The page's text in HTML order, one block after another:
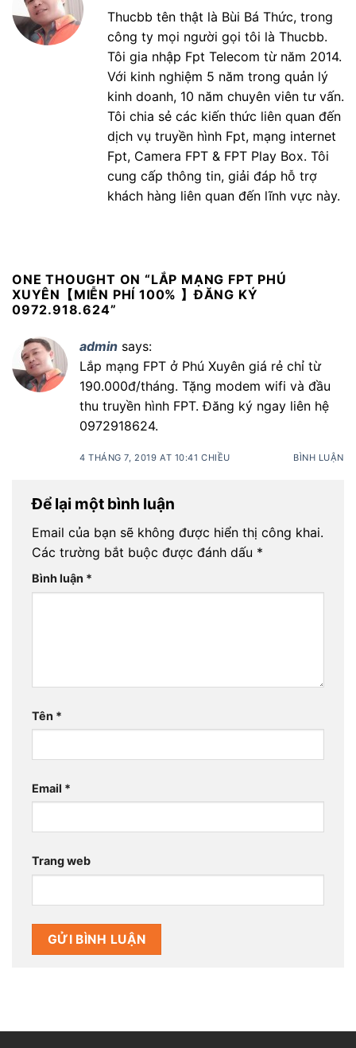
Thucbb tên thật là Bùi Bá Thức, trong
công ty mọi người gọi tôi là Thucbb.
Tôi gia nhập Fpt Telecom từ năm 2014.
Với kinh nghiệm 5 năm trong quản lý
kinh doanh, 10 năm chuyên viên tư vấn.
Tôi chia sẻ các kiến thức liên quan đến
dịch vụ truyền hình Fpt, mạng internet
Fpt, Camera FPT & FPT Play Box. Tôi
cung cấp thông tin, giải đáp hỗ trợ
khách hàng liên quan đến lĩnh vực này.
ONE THOUGHT ON “LẮP MẠNG FPT PHÚ
XUYÊN【MIỄN PHÍ 100% 】ĐĂNG KÝ
0972.918.624”
admin says:
Lắp mạng FPT ở Phú Xuyên giá rẻ chỉ từ
190.000đ/tháng. Tặng modem wifi và đầu
thu truyền hình FPT. Đăng ký ngay liên hệ
0972918624.
4 THÁNG 7, 2019 AT 10:41 CHIỀU BÌNH LUẬN
Để lại một bình luận
Email của bạn sẽ không được hiển thị công khai.
Các trường bắt buộc được đánh dấu *
Bình luận *
Tên *
Email *
Trang web